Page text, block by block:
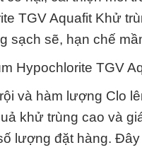
TGV Aquafit Khử
sạch sẽ, hạn chế
Hypochlorite TGV
và hàm lượng Clo
khử trùng cao và
lượng đặt hàng.